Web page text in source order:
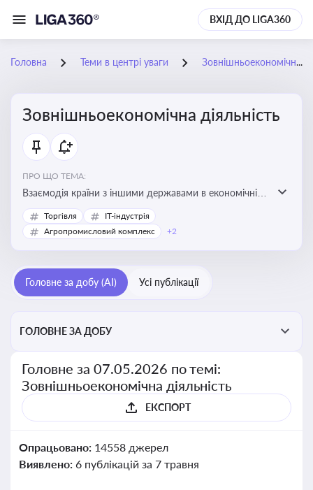
ВХІД ДО LIGA360
Головна Теми в центрі уваги Зовнішньоекономічна діяльність
Зовнішньоекономічна діяльність
ПРО ЩО ТЕМА:
Взаємодія країни з іншими державами в економічній
сфері, включаючи експорт та імпорт товарів і послуг,
міжнародні фінансові операції, інвестиції, торгівлю,
Торгівля
IT-індустрія
Агропромисловий комплекс
+2
Головне за добу (AI) Усі публікації
ГОЛОВНЕ ЗА ДОБУ
Головне за 07.05.2026 по темі:
Зовнішньоекономічна діяльність
ЕКСПОРТ
Опрацьовано: 14558 джерел
Виявлено: 6 публікацій за 7 травня